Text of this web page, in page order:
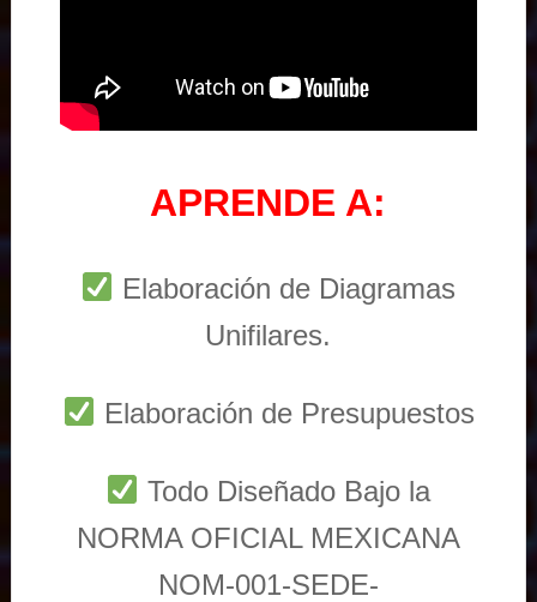
APRENDE A:
Elaboración de Diagramas
Unifilares.
Elaboración de Presupuestos
Todo Diseñado Bajo la
NORMA OFICIAL MEXICANA
NOM-001-SEDE-